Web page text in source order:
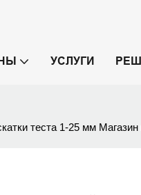
УСЛУГИ
теста 1-25 мм